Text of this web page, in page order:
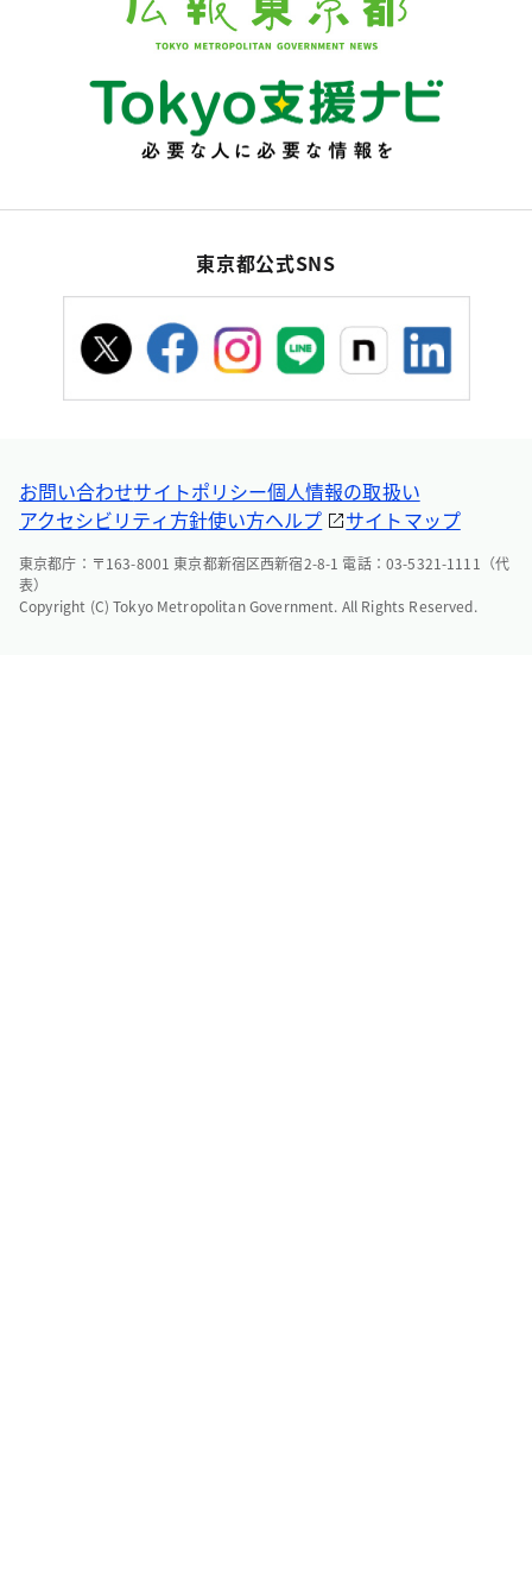
東京都公式SNS
お問い合わせサイトポリシー個人情報の取扱い
アクセシビリティ方針使い方ヘルプ サイトマップ
東京都庁：〒163-8001 東京都新宿区西新宿2-8-1 電話：03-5321-1111（代
表）
Copyright (C) Tokyo Metropolitan Government. All Rights Reserved.